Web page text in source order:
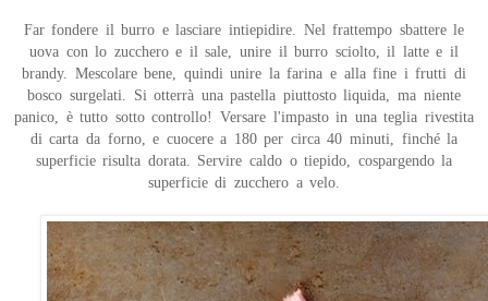
Far fondere il burro e lasciare intiepidire. Nel frattempo sbattere le
uova con lo zucchero e il sale, unire il burro sciolto, il latte e il
brandy. Mescolare bene, quindi unire la farina e alla fine i frutti di
bosco surgelati. Si otterrà una pastella piuttosto liquida, ma niente
panico, è tutto sotto controllo! Versare l'impasto in una teglia rivestita
di carta da forno, e cuocere a 180 per circa 40 minuti, finché la
superficie risulta dorata. Servire caldo o tiepido, cospargendo la
superficie di zucchero a velo.